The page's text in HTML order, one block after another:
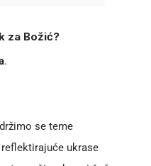
za Božić?
.
se teme
ukrase